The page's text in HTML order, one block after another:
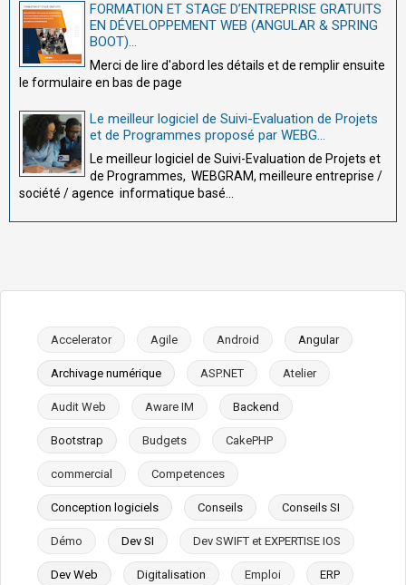
FORMATION ET STAGE D’ENTREPRISE GRATUITS
EN DÉVELOPPEMENT WEB (ANGULAR & SPRING
BOOT)...
Merci de lire d'abord les détails et de remplir ensuite
le formulaire en bas de page
Le meilleur logiciel de Suivi-Evaluation de Projets
et de Programmes proposé par WEBG...
Le meilleur logiciel de Suivi-Evaluation de Projets et
de Programmes, WEBGRAM, meilleure entreprise /
société / agence informatique basé...
Accelerator Agile Android Angular
Archivage numérique ASP.NET Atelier
Audit Web Aware IM Backend
Bootstrap Budgets CakePHP
commercial Competences
Conception logiciels Conseils Conseils SI
Démo Dev SI Dev SWIFT et EXPERTISE IOS
Dev Web Digitalisation Emploi ERP